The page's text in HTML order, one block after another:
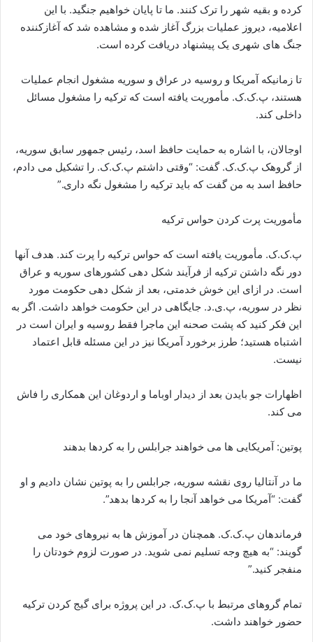
کرده و بقیه شهر را ترک کنند. ما تا پایان خواهیم جنگید. با این
اعلامیه، دیروز عملیات بزرگ آغاز شده و مشاهده شد که آغازکننده
جنگ های شهری یک پیشنهاد دریافت کرده است.
تا زمانیکه آمریکا و روسیه در عراق و سوریه مشغول انجام عملیات
هستند، پ.ک.ک. مأموریت یافته است که ترکیه را مشغول مسائل
داخلی کند.
اوجالان، با اشاره به حمایت حافظ اسد، رئیس جمهور سابق سوریه،
از گروهک پ.ک.ک. گفت: “وقتی داشتم پ.ک.ک. را تشکیل می دادم،
حافظ اسد به من گفت که باید ترکیه را مشغول نگه داری.”
مأموریت پرت کردن حواس ترکیه
پ.ک.ک. مأموریت یافته است که حواس ترکیه را پرت کند. هدف آنها
دور نگه داشتن ترکیه از فرآیند شکل دهی کشورهای سوریه و عراق
است. در ازای این خوش خدمتی، بعد از شکل دهی حکومت مورد
نظر در سوریه، پ.ی.د. جایگاهی در این حکومت خواهد داشت. اگر به
این فکر کنید که پشت صحنه این ماجرا فقط روسیه و ایران است در
اشتباه هستید؛ طرز برخورد آمریکا نیز در این مسئله قابل اعتماد
نیست.
اظهارات جو بایدن بعد از دیدار اوباما و اردوغان این همکاری را فاش
می کند.
پوتین: آمریکایی ها می خواهند جرابلس را به کردها بدهند
ما در آنتالیا روی نقشه سوریه، جرابلس را به پوتین نشان دادیم و او
گفت: “آمریکا می خواهد آنجا را به کردها بدهد”.
فرماندهان پ.ک.ک. همچنان در آموزش ها به نیروهای خود می
گویند: “به هیچ وجه تسلیم نمی شوید. در صورت لزوم خودتان را
منفجر کنید.”
تمام گروهای مرتبط با پ.ک.ک. در این پروژه برای گیج کردن ترکیه
حضور خواهند داشت.